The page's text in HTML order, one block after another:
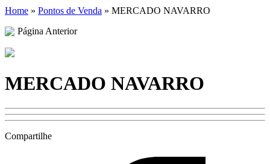
Home » Pontos de Venda » MERCADO NAVARRO
Página Anterior
MERCADO NAVARRO
Compartilhe